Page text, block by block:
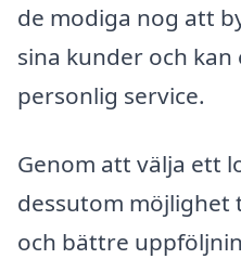
de modiga nog att
sina kunder och
personlig service.
Genom att välja ett
dessutom möjlighet
och bättre